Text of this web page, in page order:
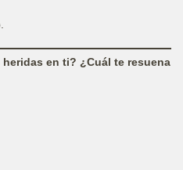
en ti? ¿Cuál te resuena